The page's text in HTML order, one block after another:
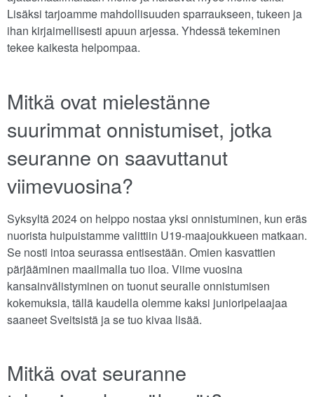
Lisäksi tarjoamme mahdollisuuden sparraukseen, tukeen ja
ihan kirjaimellisesti apuun arjessa. Yhdessä tekeminen
tekee kaikesta helpompaa.
Mitkä ovat mielestänne
suurimmat onnistumiset, jotka
seuranne on saavuttanut
viimevuosina?
Syksyltä 2024 on helppo nostaa yksi onnistuminen, kun eräs
nuorista huipuistamme valittiin U19-maajoukkueen matkaan.
Se nosti intoa seurassa entisestään. Omien kasvattien
pärjääminen maailmalla tuo iloa. Viime vuosina
kansainvälistyminen on tuonut seuralle onnistumisen
kokemuksia, tällä kaudella olemme kaksi junioripelaajaa
saaneet Sveitsistä ja se tuo kivaa lisää.
Mitkä ovat seuranne